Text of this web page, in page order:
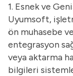
1. Esnek ve
Uyumsoft,
ön muhasebe
entegrasyon
veya aktarma
bilgileri